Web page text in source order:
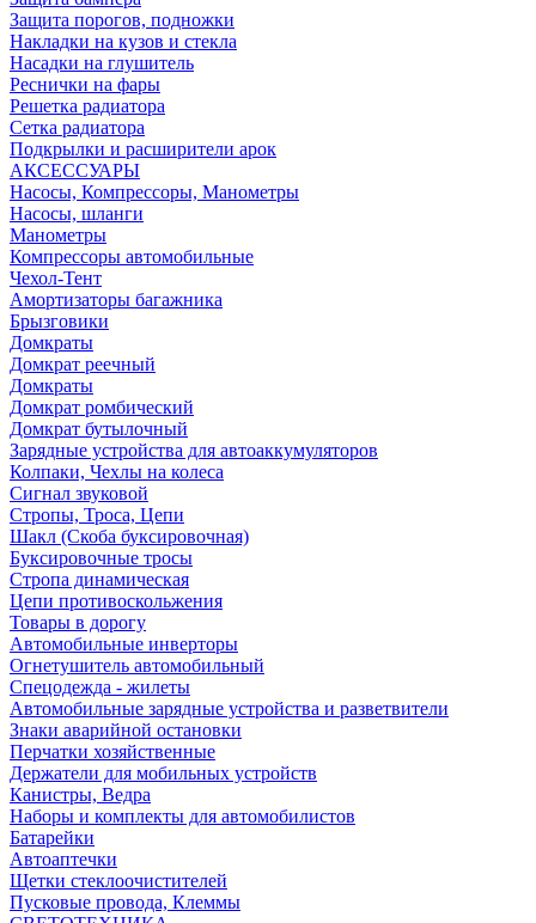
Защита порогов, подножки
Накладки на кузов и стекла
Насадки на глушитель
Реснички на фары
Решетка радиатора
Сетка радиатора
Подкрылки и расширители арок
АКСЕССУАРЫ
Насосы, Компрессоры, Манометры
Насосы, шланги
Манометры
Компрессоры автомобильные
Чехол-Тент
Амортизаторы багажника
Брызговики
Домкраты
Домкрат реечный
Домкраты
Домкрат ромбический
Домкрат бутылочный
Зарядные устройства для автоаккумуляторов
Колпаки, Чехлы на колеса
Сигнал звуковой
Стропы, Троса, Цепи
Шакл (Скоба буксировочная)
Буксировочные тросы
Стропа динамическая
Цепи противоскольжения
Товары в дорогу
Автомобильные инверторы
Огнетушитель автомобильный
Спецодежда - жилеты
Автомобильные зарядные устройства и разветвители
Знаки аварийной остановки
Перчатки хозяйственные
Держатели для мобильных устройств
Канистры, Ведра
Наборы и комплекты для автомобилистов
Батарейки
Автоаптечки
Щетки стеклоочистителей
Пусковые провода, Клеммы